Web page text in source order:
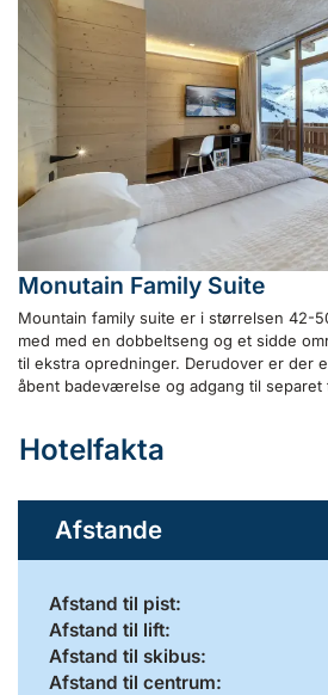
Monutain Family Suite
Mountain family suite er i størrelsen 42-
med med en dobbeltseng og et sidde
til ekstra opredninger. Derudover er der
åbent badeværelse og adgang til separet
Hotelfakta
Afstande
Afstand til pist:
Afstand til lift:
Afstand til skibus:
Afstand til centrum: